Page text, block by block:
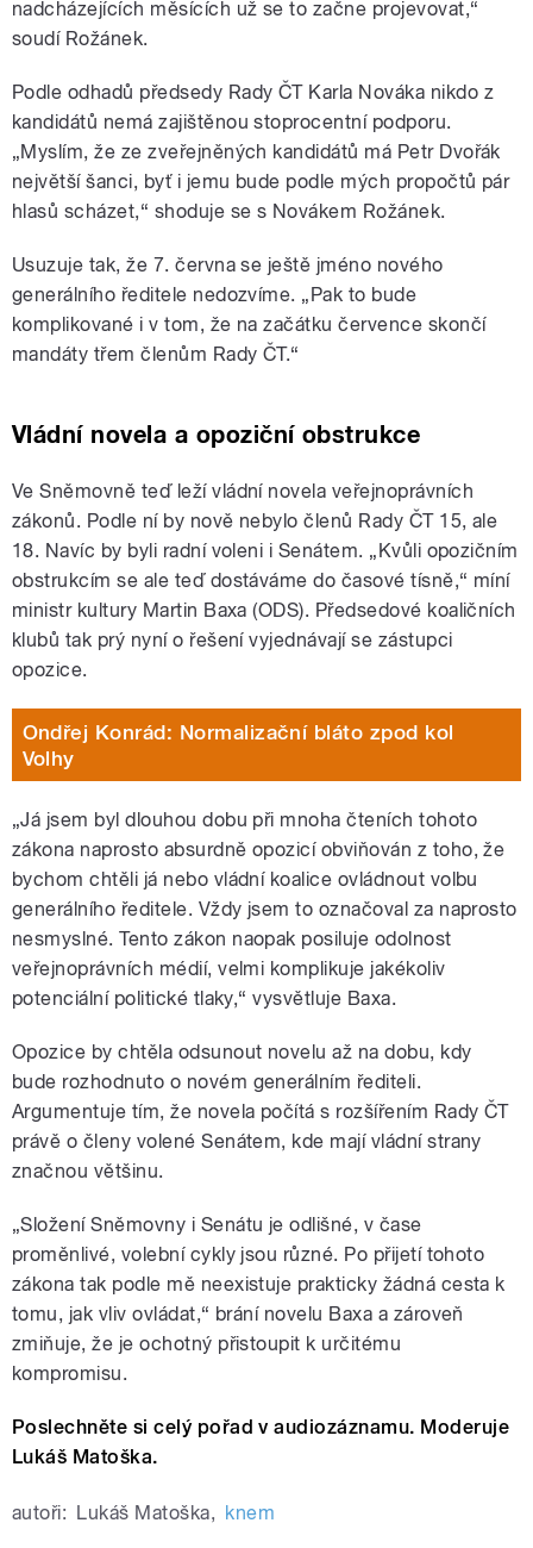
nadcházejících měsících už se to začne projevovat,“
soudí Rožánek.
Podle odhadů předsedy Rady ČT Karla Nováka nikdo z
kandidátů nemá zajištěnou stoprocentní podporu.
„Myslím, že ze zveřejněných kandidátů má Petr Dvořák
největší šanci, byť i jemu bude podle mých propočtů pár
hlasů scházet,“ shoduje se s Novákem Rožánek.
Usuzuje tak, že 7. června se ještě jméno nového
generálního ředitele nedozvíme. „Pak to bude
komplikované i v tom, že na začátku července skončí
mandáty třem členům Rady ČT.“
Vládní novela a opoziční obstrukce
Ve Sněmovně teď leží vládní novela veřejnoprávních
zákonů. Podle ní by nově nebylo členů Rady ČT 15, ale
18. Navíc by byli radní voleni i Senátem. „Kvůli opozičním
obstrukcím se ale teď dostáváme do časové tísně,“ míní
ministr kultury Martin Baxa (ODS). Předsedové koaličních
klubů tak prý nyní o řešení vyjednávají se zástupci
opozice.
Ondřej Konrád: Normalizační bláto zpod kol
Volhy
„Já jsem byl dlouhou dobu při mnoha čteních tohoto
zákona naprosto absurdně opozicí obviňován z toho, že
bychom chtěli já nebo vládní koalice ovládnout volbu
generálního ředitele. Vždy jsem to označoval za naprosto
nesmyslné. Tento zákon naopak posiluje odolnost
veřejnoprávních médií, velmi komplikuje jakékoliv
potenciální politické tlaky,“ vysvětluje Baxa.
Opozice by chtěla odsunout novelu až na dobu, kdy
bude rozhodnuto o novém generálním řediteli.
Argumentuje tím, že novela počítá s rozšířením Rady ČT
právě o členy volené Senátem, kde mají vládní strany
značnou většinu.
„Složení Sněmovny i Senátu je odlišné, v čase
proměnlivé, volební cykly jsou různé. Po přijetí tohoto
zákona tak podle mě neexistuje prakticky žádná cesta k
tomu, jak vliv ovládat,“ brání novelu Baxa a zároveň
zmiňuje, že je ochotný přistoupit k určitému
kompromisu.
Poslechněte si celý pořad v audiozáznamu. Moderuje
Lukáš Matoška.
autoři: Lukáš Matoška, knem